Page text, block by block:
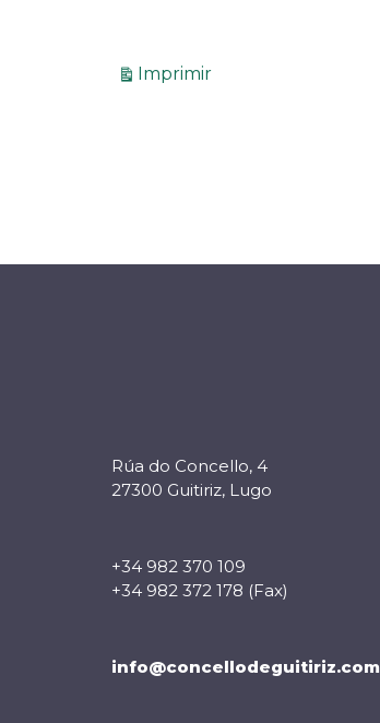
ImprimirVistas
Rúa do Concello, 4
27300 Guitiriz, Lugo
+34 982 370 109
+34 982 372 178 (Fax)
info@concellodeguitiriz.com